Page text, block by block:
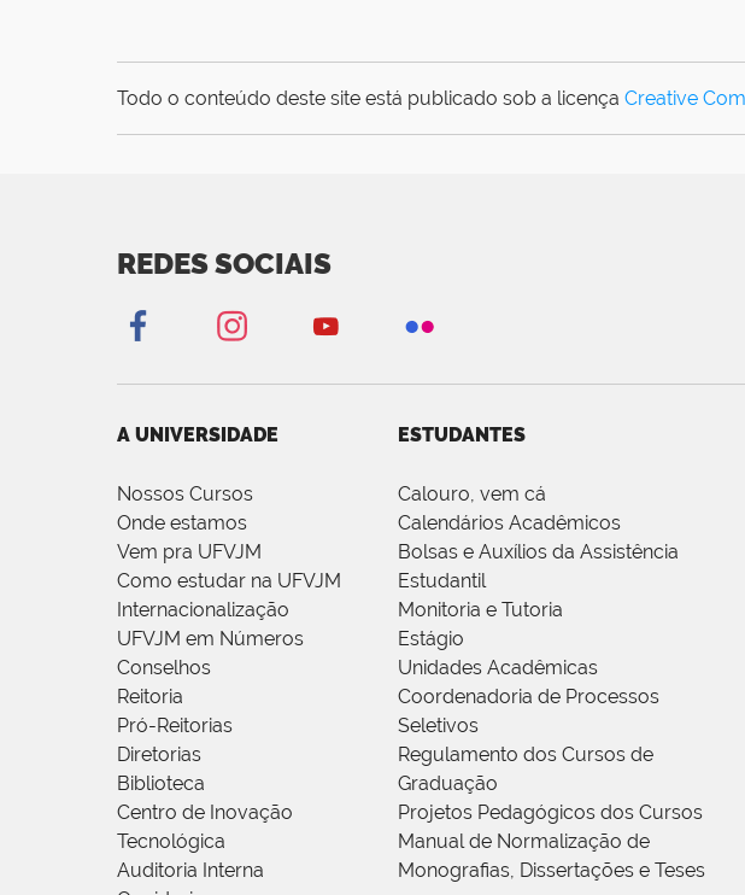
Todo o conteúdo deste site está publicado sob a licença Creative
REDES SOCIAIS
A UNIVERSIDADE
Nossos Cursos
Onde estamos
Vem pra UFVJM
Como estudar na UFVJM
Internacionalização
UFVJM em Números
Conselhos
Reitoria
Pró-Reitorias
Diretorias
Biblioteca
Centro de Inovação
Tecnológica
Auditoria Interna
ESTUDANTES
Calouro, vem cá
Calendários Acadêmicos
Bolsas e Auxílios da Assistência
Estudantil
Monitoria e Tutoria
Estágio
Unidades Acadêmicas
Coordenadoria de Processos
Seletivos
Regulamento dos Cursos de
Graduação
Projetos Pedagógicos dos Cursos
Manual de Normalização de
Monografias, Dissertações e Teses